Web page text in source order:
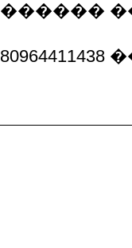
������